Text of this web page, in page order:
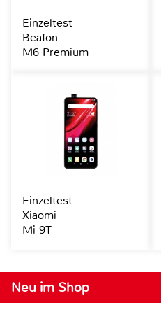
Neu im Shop
Einzeltest
Beafon
M6 Premium
Einzeltest
Xiaomi
Mi 9T